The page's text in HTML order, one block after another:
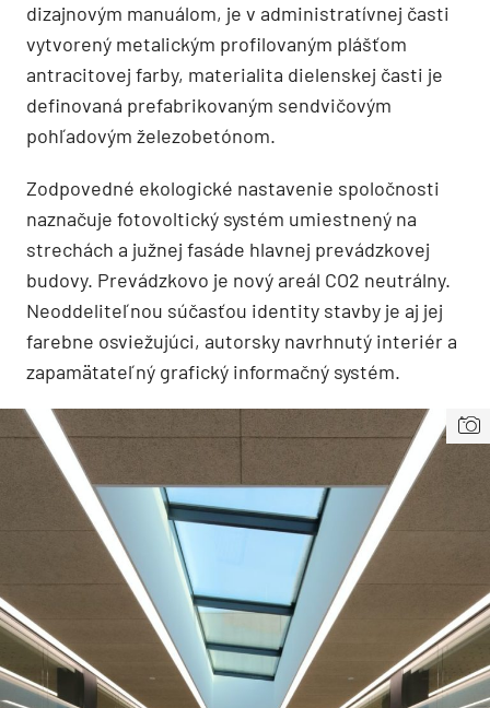
dizajnovým manuálom, je v administratívnej časti
vytvorený metalickým profilovaným plášťom
antracitovej farby, materialita dielenskej časti je
definovaná prefabrikovaným sendvičovým
pohľadovým železobetónom.
Zodpovedné ekologické nastavenie spoločnosti
naznačuje fotovoltický systém umiestnený na
strechách a južnej fasáde hlavnej prevádzkovej
budovy. Prevádzkovo je nový areál CO2 neutrálny.
Neoddeliteľnou súčasťou identity stavby je aj jej
farebne osviežujúci, autorsky navrhnutý interiér a
zapamätateľný grafický informačný systém.